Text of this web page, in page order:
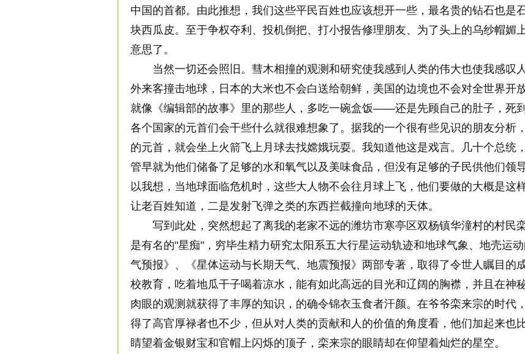
中国的首都。由此推想，我们这些平民百姓也应该想开一些，最名贵的钻石也是
块西瓜皮。至于争权夺利、投机倒把、打小报告修理朋友、为了头上的乌纱帽媚
意思了。
当然一切还会照旧。彗木相撞的观测和研究使我感到人类的伟大也使我感叹
外来客撞击地球，日本的大米也不会白送给朝鲜，美国的边境也不会对全世界开
就像《编辑部的故事》里的那些人，多吃一碗盒饭——还是先顾自己的肚子，死
各个国家的元首们会干些什么就很难想象了。据我的一个很有些见识的朋友分析
的元首，就会坐上火箭飞上月球去找嫦娥玩耍。我知道他这是戏言。几十个总统
管早就为他们储备了足够的水和氧气以及美味食品，但没有足够的子民供他们领
以我想，当地球面临危机时，这些大人物不会往月球上飞，他们要做的大概是这
让老百姓知道，二是发射飞弹之类的东西拦截撞向地球的天体。
写到此处，突然想起了离我的老家不远的潍坊市寒亭区双杨镇华潼村的村民
是有名的"星痴"，穷毕生精力研究太阳系五大行星运动轨迹和地球气象、地壳运
气预报》、《星体运动与长期天气、地震预报》两部专著，取得了令世人瞩目的
校教育，吃着地瓜干子喝着凉水，能有如此高远的目光和辽阔的胸襟，并且在神
肉眼的观测就获得了丰厚的知识，的确令锦衣玉食者汗颜。在爷爷栾来宗的时代
得了高官厚禄者也不少，但从对人类的贡献和人的价值的角度看，他们加起来也
睛望着金银财宝和官帽上闪烁的顶子，栾来宗的眼睛却在仰望着灿烂的星空。